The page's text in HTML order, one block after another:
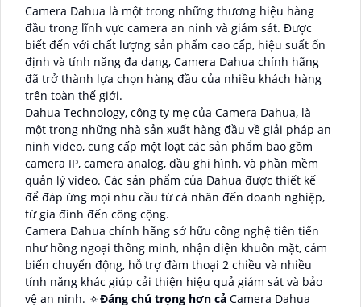
Camera Dahua là một trong những thương hiệu hàng
đầu trong lĩnh vực camera an ninh và giám sát. Được
biết đến với chất lượng sản phẩm cao cấp, hiệu suất ổn
định và tính năng đa dạng, Camera Dahua chính hãng
đã trở thành lựa chọn hàng đầu của nhiều khách hàng
trên toàn thế giới.
Dahua Technology, công ty mẹ của Camera Dahua, là
một trong những nhà sản xuất hàng đầu về giải pháp an
ninh video, cung cấp một loạt các sản phẩm bao gồm
camera IP, camera analog, đầu ghi hình, và phần mềm
quản lý video. Các sản phẩm của Dahua được thiết kế
để đáp ứng mọi nhu cầu từ cá nhân đến doanh nghiệp,
từ gia đình đến công cộng.
Camera Dahua chính hãng sở hữu công nghệ tiên tiến
như hồng ngoại thông minh, nhận diện khuôn mặt, cảm
biến chuyển động, hỗ trợ đàm thoại 2 chiều và nhiều
tính năng khác giúp cải thiện hiệu quả giám sát và bảo
vệ an ninh. 🔅Đáng chú trọng hơn cả Camera Dahua